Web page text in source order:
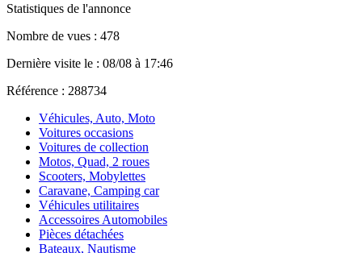
Statistiques de l'annonce
Nombre de vues : 478
Dernière visite le : 08/08 à 17:46
Référence : 288734
Véhicules, Auto, Moto
Voitures occasions
Voitures de collection
Motos, Quad, 2 roues
Scooters, Mobylettes
Caravane, Camping car
Véhicules utilitaires
Accessoires Automobiles
Pièces détachées
Bateaux, Nautisme